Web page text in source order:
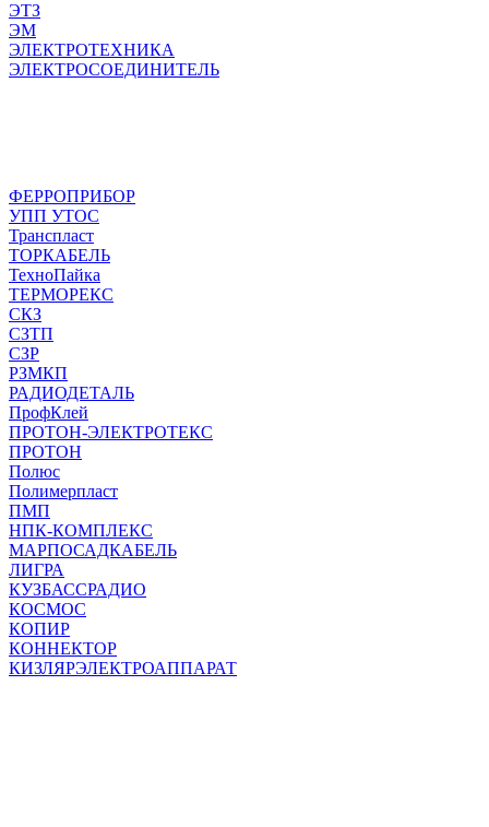
ЭТЗ
ЭМ
ЭЛЕКТРОТЕХНИКА
ЭЛЕКТРОСОЕДИНИТЕЛЬ
ФЕРРОПРИБОР
УПП УТОС
Транспласт
ТОРКАБЕЛЬ
ТехноПайка
ТЕРМОРЕКС
СКЗ
СЗТП
СЗР
РЗМКП
РАДИОДЕТАЛЬ
ПрофКлей
ПРОТОН-ЭЛЕКТРОТЕКС
ПРОТОН
Полюс
Полимерпласт
ПМП
НПК-КОМПЛЕКС
МАРПОСАДКАБЕЛЬ
ЛИГРА
КУЗБАССРАДИО
КОСМОС
КОПИР
КОННЕКТОР
КИЗЛЯРЭЛЕКТРОАППАРАТ